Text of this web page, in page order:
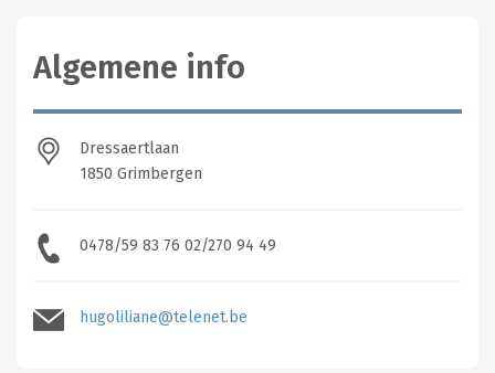
Algemene info
Dressaertlaan
1850 Grimbergen
0478/59 83 76 02/270 94 49
hugoliliane@telenet.be